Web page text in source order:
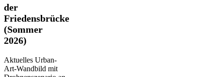
der
Friedensbrücke
(Sommer
2026)
der
Friedensbrücke
(Sommer
2026)
Aktuelles Urban-
Art-Wandbild mit